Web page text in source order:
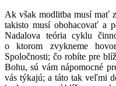
Ak však modlitba musí mať
takisto musí obohacovať a
Nadalova teória cyklu
o ktorom zvykneme
Spoločnosti; čo robíte pre
Bohu, sú vám nápomocné
vás týkajú; a táto tak veľmi